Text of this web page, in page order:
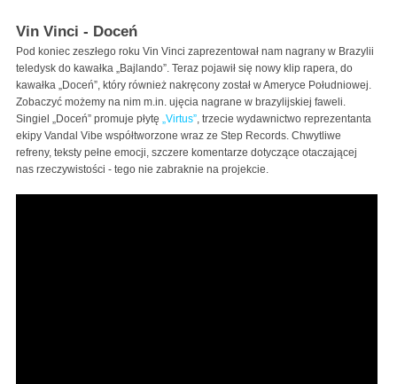
Vin Vinci - Doceń
Pod koniec zeszłego roku Vin Vinci zaprezentował nam nagrany w Brazylii
teledysk do kawałka „Bajlando”. Teraz pojawił się nowy klip rapera, do
kawałka „Doceń”, który również nakręcony został w Ameryce Południowej.
Zobaczyć możemy na nim m.in. ujęcia nagrane w brazylijskiej faweli.
Singiel „Doceń” promuje płytę „Virtus” , trzecie wydawnictwo reprezentanta
ekipy Vandal Vibe współtworzone wraz ze Step Records. Chwytliwe
refreny, teksty pełne emocji, szczere komentarze dotyczące otaczającej
nas rzeczywistości - tego nie zabraknie na projekcie.